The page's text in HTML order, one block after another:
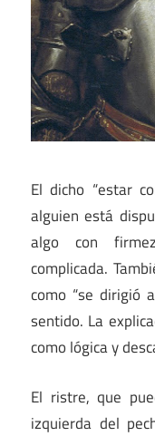
El dicho “estar
alguien está
algo con
complicada.
como “se dirigió
sentido. La
como lógica y
El ristre, que
izquierda del